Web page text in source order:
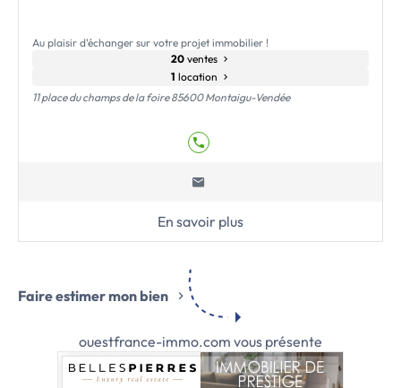
Au plaisir d'échanger sur votre projet immobilier !
20ventes
1 location
11 place du champs de la foire 85600 Montaigu-Vendée
En savoir plus
Faire estimer mon bien
ouestfrance-immo.com vous présente